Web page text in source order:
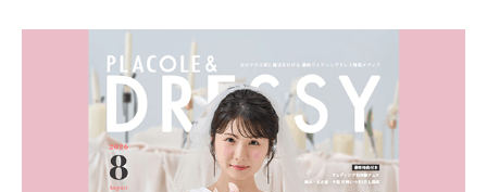
内容：特典金額・条件・応募方法・注意点 「どこが
一番お得？」「プラコレの特典は？」といった疑問も
解決します。 まずは診断で候補を絞れる「ウェディ
ング診断」か、体験型 […]
続きを読む